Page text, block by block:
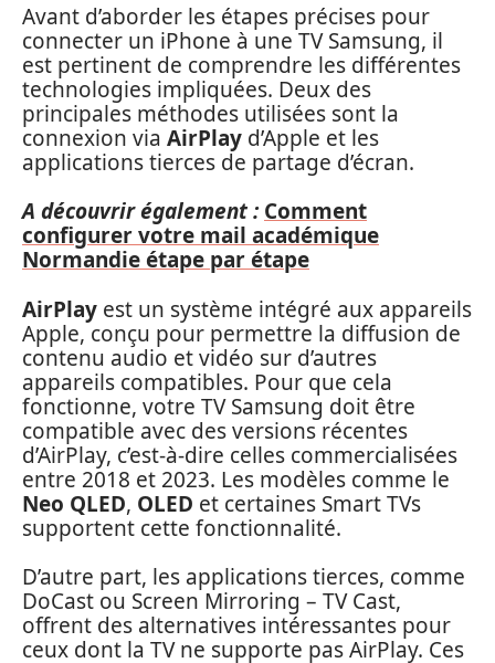
Avant d’aborder les étapes précises pour
connecter un iPhone à une TV Samsung, il
est pertinent de comprendre les différentes
technologies impliquées. Deux des
principales méthodes utilisées sont la
connexion via AirPlay d’Apple et les
applications tierces de partage d’écran.
A découvrir également : Comment
configurer votre mail académique
Normandie étape par étape
AirPlay est un système intégré aux appareils
Apple, conçu pour permettre la diffusion de
contenu audio et vidéo sur d’autres
appareils compatibles. Pour que cela
fonctionne, votre TV Samsung doit être
compatible avec des versions récentes
d’AirPlay, c’est-à-dire celles commercialisées
entre 2018 et 2023. Les modèles comme le
Neo QLED, OLED et certaines Smart TVs
supportent cette fonctionnalité.
D’autre part, les applications tierces, comme
DoCast ou Screen Mirroring – TV Cast,
offrent des alternatives intéressantes pour
ceux dont la TV ne supporte pas AirPlay. Ces